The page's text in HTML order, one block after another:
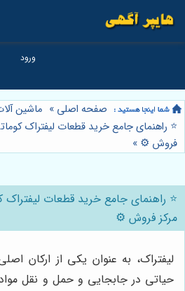
صفحه اصلی » ماشین
⭐️ راهنمای جامع خرید قطعات لیفتراک
فروش ⚙️ »
⭐️ راهنمای جامع خرید قطعات لیفتراک
مرکز فروش ⚙️
لیفتراک، به عنوان یکی از ارکان
حیاتی در جابجایی و حمل و نقل مواد